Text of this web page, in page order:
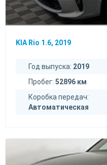
KIA Rio 1.6, 2019
Год выпуска: 2019
Пробег: 52896 км
Коробка передач:
Автоматическая